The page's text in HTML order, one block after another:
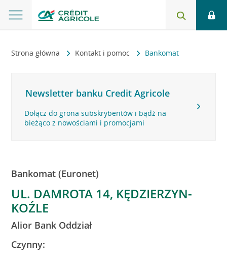
Strona główna Kontakt i pomoc Bankomat
Newsletter banku Credit Agricole
Dołącz do grona subskrybentów i bądź na
bieżąco z nowościami i promocjami
Bankomat (Euronet)
UL. DAMROTA 14, KĘDZIERZYN-
KOŹLE
Alior Bank Oddział
Czynny: